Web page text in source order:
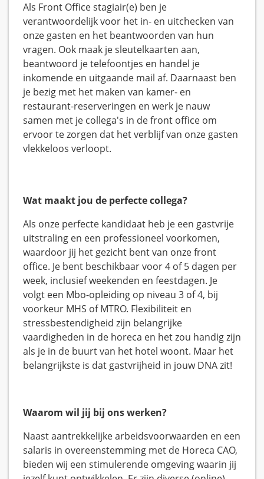
Als Front Office stagiair(e) ben je
verantwoordelijk voor het in- en uitchecken van
onze gasten en het beantwoorden van hun
vragen. Ook maak je sleutelkaarten aan,
beantwoord je telefoontjes en handel je
inkomende en uitgaande mail af. Daarnaast ben
je bezig met het maken van kamer- en
restaurant-reserveringen en werk je nauw
samen met je collega's in de front office om
ervoor te zorgen dat het verblijf van onze gasten
vlekkeloos verloopt.
Wat maakt jou de perfecte collega?
Als onze perfecte kandidaat heb je een gastvrije
uitstraling en een professioneel voorkomen,
waardoor jij het gezicht bent van onze front
office. Je bent beschikbaar voor 4 of 5 dagen per
week, inclusief weekenden en feestdagen. Je
volgt een Mbo-opleiding op niveau 3 of 4, bij
voorkeur MHS of MTRO. Flexibiliteit en
stressbestendigheid zijn belangrijke
vaardigheden in de horeca en het zou handig zijn
als je in de buurt van het hotel woont. Maar het
belangrijkste is dat gastvrijheid in jouw DNA zit!
Waarom wil jij bij ons werken?
Naast aantrekkelijke arbeidsvoorwaarden en een
salaris in overeenstemming met de Horeca CAO,
bieden wij een stimulerende omgeving waarin jij